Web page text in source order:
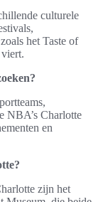
culturele
het Taste of
NBA’s Charlotte
en
zijn het